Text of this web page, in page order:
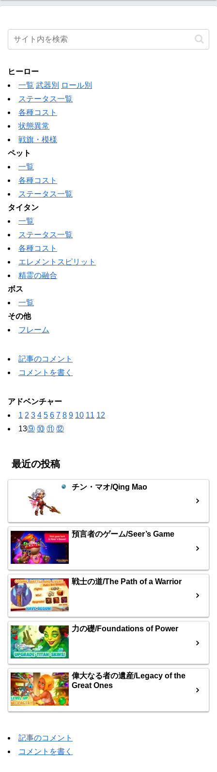
ヒーロー
一覧 武器別
ロール別
ステータス一覧
各種コスト
状態異常
戦旗・模様
ペット
一覧
各種コスト
ステータス一覧
タイタン
一覧
ステータス一覧
各種コスト
エレメントスピリット
精霊の融合
ボス
一覧
その他
フレーム
記事のコメント
コメントを書く
アドベンチャー
1 2 3 4 5 6 7 8 9 10 11 12
13⑨ ⑩ ⑪ ⑫
最近の投稿
チン・マオ/Qing Mao
預言者のゲーム/Seer’s Game
戦士の道/The Path of a Warrior
力の礎/Foundations of Power
偉大なる者の遺産/Legacy of the
Great Ones
記事のコメント
コメントを書く